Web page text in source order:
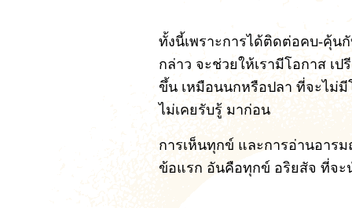
ทั้งนี้เพราะการได้ติดต่อคบ-คุ้น
กล่าว จะช่วยให้เรามีโอกาส เป
ขึ้น เหมือนนกหรือปลา ที่จะไม่
ไม่เคยรับรู้ มาก่อน
การเห็นทุกข์ และการอ่านอาร
ข้อแรก อันคือทุกข์ อริยสัจ ที่จะ